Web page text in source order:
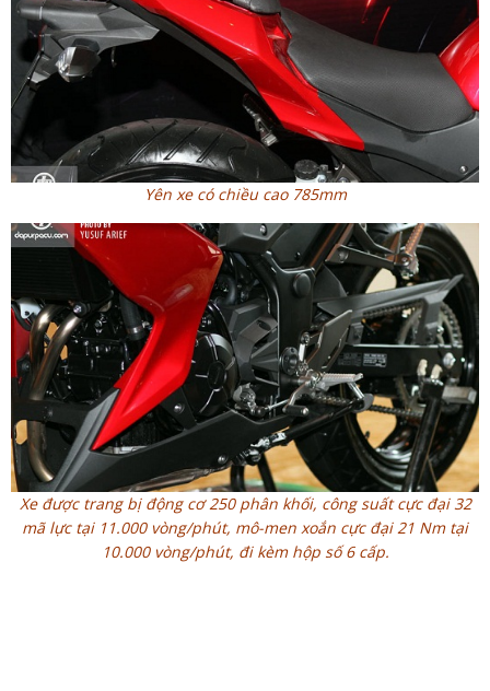
Yên xe có chiều cao 785mm
Xe được trang bị động cơ 250 phân khối, công suất cực đại 32
mã lực tại 11.000 vòng/phút, mô-men xoắn cực đại 21 Nm tại
10.000 vòng/phút, đi kèm hộp số 6 cấp.